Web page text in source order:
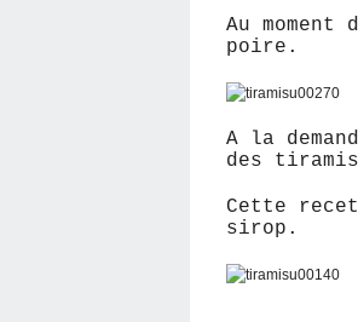
Au
poire.
A la
des
Cette
sirop.